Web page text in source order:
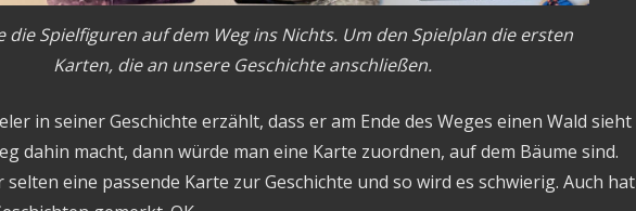
die Spielfiguren auf dem Weg ins Nichts. Um den Spielplan die ersten
Karten, die an unsere Geschichte anschließen.
in seiner Geschichte erzählt, dass er am Ende des Weges einen Wald sieht
dahin macht, dann würde man eine Karte zuordnen, auf dem Bäume sind.
eine passende Karte zur Geschichte und so wird es schwierig. Auch hat